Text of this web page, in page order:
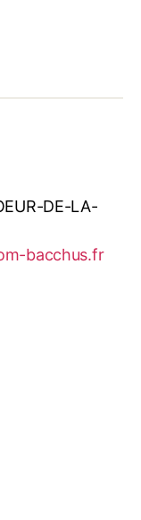
DE-LA-
bacchus.fr